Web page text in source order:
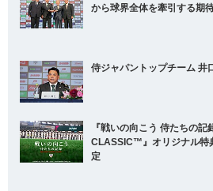
から球界全体を牽引する期
侍ジャパントップチーム 井
『戦いの向こう 侍たちの
CLASSIC™』オリジナル特
定